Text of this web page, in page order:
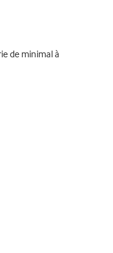
de minimal à